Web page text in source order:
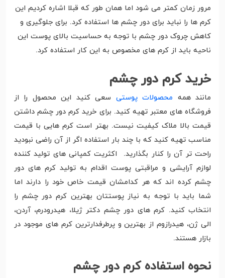
مرور زمان کمتر می شود اما همان طور که قبلا اشاره کردیم این
کرم ها را نباید برای دور چشم ها استفاده کرد. برای جلوگیری و
کاهش چروک دور چشم با توجه به حساسیت بالای پوست این
ناحیه باید از کرم های مخصوص به این کار استفاده کرد.
خرید کرم دور چشم
مانند همه محصولات پوستی سعی کنید این محصول را از
فروشگاه های معتبر تهیه کنید. برای خرید کرم دور چشم داشتن
قیمت بالا ملاک کیفیت نیست. بهتر است کرم هایی با قیمت
مناسب تهیه کنید که با چند بار استفاده اگر از آن راضی نبودید
راحت تر آن را کنار بگذارید. اکثریت کمپانی های تولید کننده
لوازم آرایشی و مراقبتی پوست اقدام به تولید کرم های دور
چشم کرده اند که هر کدامشان قیمت خاص خود را دارند اما
شما باید با توجه به نیاز پوستتان بهترین کرم دور چشم را
انتخاب کنید. کرم های دور چشم دکتر ژیلا، هیدرودرم، آردن،
الی ژن، هیدرازوم از بهترین و پرطرفدارترین کرم های موجود در
بازار هستند.
نحوه استفاده کرم دور چشم